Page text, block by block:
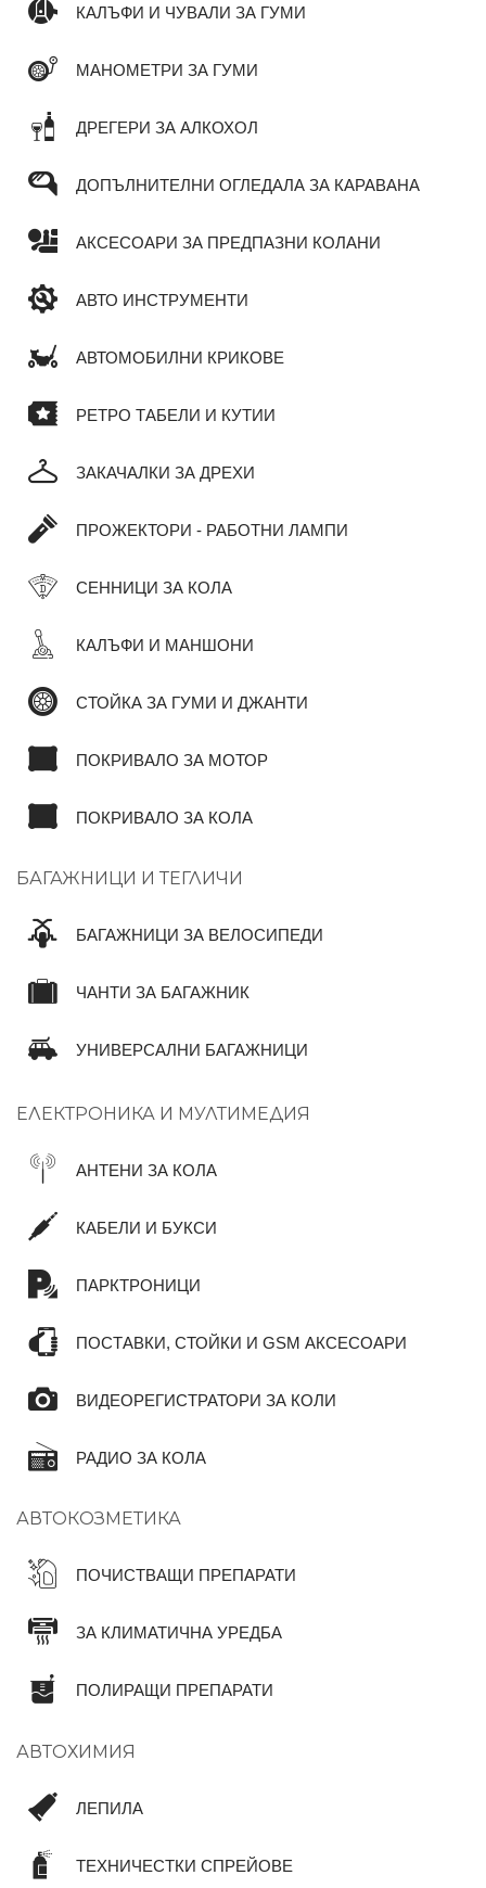
КАЛЪФИ И ЧУВАЛИ ЗА ГУМИ
МАНОМЕТРИ ЗА ГУМИ
ДРЕГЕРИ ЗА АЛКОХОЛ
ДОПЪЛНИТЕЛНИ ОГЛЕДАЛА ЗА КАРАВАНА
АКСЕСОАРИ ЗА ПРЕДПАЗНИ КОЛАНИ
АВТО ИНСТРУМЕНТИ
АВТОМОБИЛНИ КРИКОВЕ
РЕТРО ТАБЕЛИ И КУТИИ
ЗАКАЧАЛКИ ЗА ДРЕХИ
ПРОЖЕКТОРИ - РАБОТНИ ЛАМПИ
СЕННИЦИ ЗА КОЛА
КАЛЪФИ И МАНШОНИ
СТОЙКА ЗА ГУМИ И ДЖАНТИ
ПОКРИВАЛО ЗА МОТОР
ПОКРИВАЛО ЗА КОЛА
БАГАЖНИЦИ И ТЕГЛИЧИ
БАГАЖНИЦИ ЗА ВЕЛОСИПЕДИ
ЧАНТИ ЗА БАГАЖНИК
УНИВЕРСАЛНИ БАГАЖНИЦИ
ЕЛЕКТРОНИКА И МУЛТИМЕДИЯ
АНТЕНИ ЗА КОЛА
КАБЕЛИ И БУКСИ
ПАРКТРОНИЦИ
ПОСТАВКИ, СТОЙКИ И GSM АКСЕСОАРИ
ВИДЕОРЕГИСТРАТОРИ ЗА КОЛИ
РАДИО ЗА КОЛА
АВТОКОЗМЕТИКА
ПОЧИСТВАЩИ ПРЕПАРАТИ
ЗА КЛИМАТИЧНА УРЕДБА
ПОЛИРАЩИ ПРЕПАРАТИ
АВТОХИМИЯ
ЛЕПИЛА
ТЕХНИЧЕСТКИ СПРЕЙОВЕ